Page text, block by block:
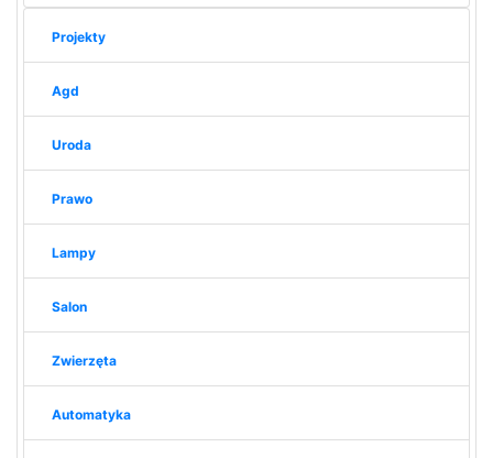
Projekty
Agd
Uroda
Prawo
Lampy
Salon
Zwierzęta
Automatyka